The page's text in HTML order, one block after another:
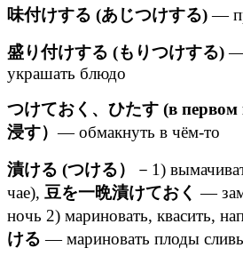
味付けする (あじつけする)—
盛り付けする (もりつけする)—
украшать блюдо
つけておく、ひたす (в первом
浸す）— обмакнуть в чём-то
漬ける (つける）
－1)
чае), 豆を一晩漬けておく —
ночь 2) мариновать, квасить,
ける — мариновать плоды